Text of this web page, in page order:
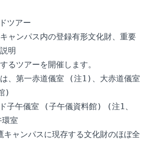
ツアー
ャンパス内の登録有形文化財、重要
明
るツアーを開催します。
、第一赤道儀室 (注1)、大赤道儀室
)
子午儀室 (子午儀資料館) (注1、
室
ャンパスに現存する文化財のほぼ全